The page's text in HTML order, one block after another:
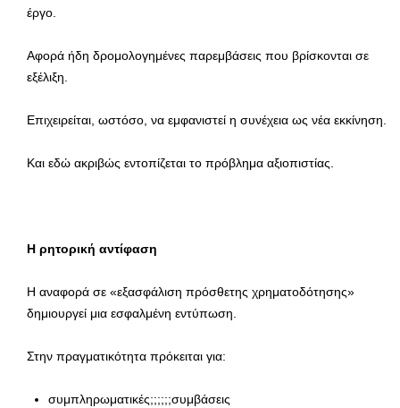
έργο.
Αφορά ήδη δρομολογημένες παρεμβάσεις που βρίσκονται σε
εξέλιξη.
Επιχειρείται, ωστόσο, να εμφανιστεί η συνέχεια ως νέα εκκίνηση.
Και εδώ ακριβώς εντοπίζεται το πρόβλημα αξιοπιστίας.
Η ρητορική αντίφαση
Η αναφορά σε «εξασφάλιση πρόσθετης χρηματοδότησης»
δημιουργεί μια εσφαλμένη εντύπωση.
Στην πραγματικότητα πρόκειται για:
συμπληρωματικές;;;;;;συμβάσεις